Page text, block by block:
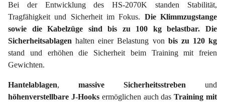
Bei der Entwicklung des HS-2070K standen Stabilität,
Tragfähigkeit und Sicherheit im Fokus. Die Klimmzugstange
sowie die Kabelzüge sind bis zu 100 kg belastbar.
Die
Sicherheitsablagenhalten einer Belastung von bis zu 120 kg
stand und erhöhen die Sicherheit beim Training mit freien
Gewichten.
Hantelablagen, massive Sicherheitsstreben und
höhenverstellbare J-Hooksermöglichen auch dasTraining mit